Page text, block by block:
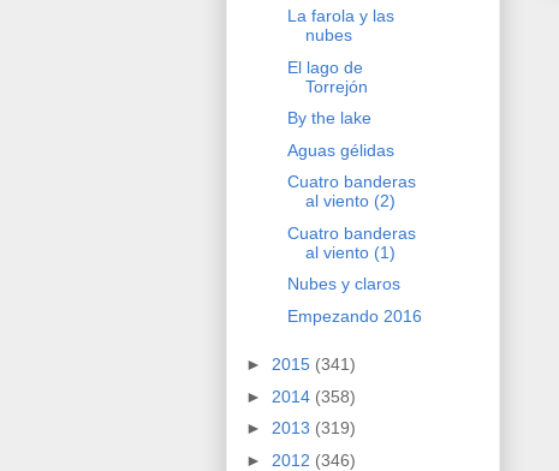
La farola y las
nubes
El lago de
Torrejón
By the lake
Aguas gélidas
Cuatro banderas
al viento (2)
Cuatro banderas
al viento (1)
Nubes y claros
Empezando 2016
► 2015 (341)
► 2014 (358)
► 2013 (319)
► 2012 (346)